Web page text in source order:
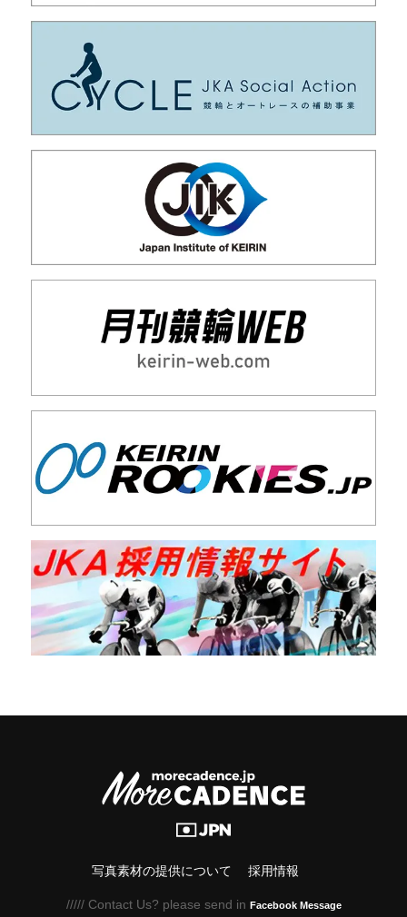
写真素材の提供について 採用情報
///// Contact Us? please send in Facebook Message